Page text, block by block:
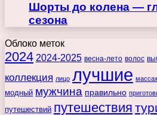
Шорты до колена —
сезона
Облоко меток
2024 2024-2025 весна-лето волос
коллекция лицо лучшие
модный мужчина правильно
путешествий путешествия